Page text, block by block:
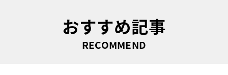
おすすめ記事
RECOMMEND